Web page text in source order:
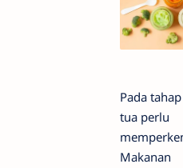
Pada
tua perlu
Makanan